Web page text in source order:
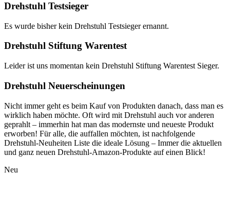
Drehstuhl Testsieger
Es wurde bisher kein Drehstuhl Testsieger ernannt.
Drehstuhl Stiftung Warentest
Leider ist uns momentan kein Drehstuhl Stiftung Warentest Sieger.
Drehstuhl Neuerscheinungen
Nicht immer geht es beim Kauf von Produkten danach, dass man es
wirklich haben möchte. Oft wird mit Drehstuhl auch vor anderen
geprahlt – immerhin hat man das modernste und neueste Produkt
erworben! Für alle, die auffallen möchten, ist nachfolgende
Drehstuhl-Neuheiten Liste die ideale Lösung – Immer die aktuellen
und ganz neuen Drehstuhl-Amazon-Produkte auf einen Blick!
Neu